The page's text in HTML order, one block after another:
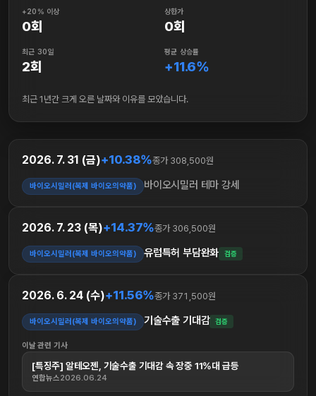
+20% 이상
0회
상한가
0회
최근 30일
2회
평균 상승률
+11.6%
최근 1년간 크게 오른 날짜와 이유를 모았습니다.
2026. 7. 31 (금)+10.38%종가 308,500원
바이오시밀러(복제 바이오의약품) 바이오시밀러 테마 강세
2026. 7. 23 (목)+14.37%종가 306,500원
바이오시밀러(복제 바이오의약품) 유럽특허 부담완화 검증
2026. 6. 24 (수)+11.56%종가 371,500원
바이오시밀러(복제 바이오의약품) 기술수출 기대감 검증
이날 관련 기사
[특징주] 알테오젠, 기술수출 기대감 속 장중 11%대 급등
연합뉴스2026.06.24